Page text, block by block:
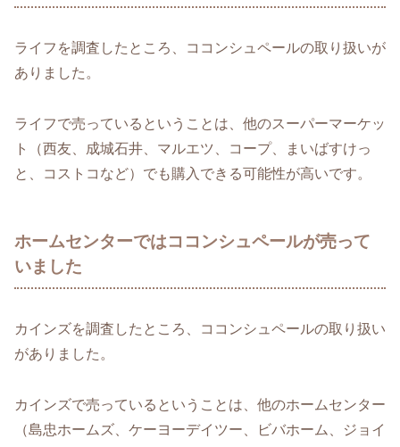
ライフを調査したところ、ココンシュペールの取り扱いが
ありました。
ライフで売っているということは、他のスーパーマーケッ
ト（西友、成城石井、マルエツ、コープ、まいばすけっ
と、コストコなど）でも購入できる可能性が高いです。
ホームセンターではココンシュペールが売って
いました
カインズを調査したところ、ココンシュペールの取り扱い
がありました。
カインズで売っているということは、他のホームセンター
（島忠ホームズ、ケーヨーデイツー、ビバホーム、ジョイ